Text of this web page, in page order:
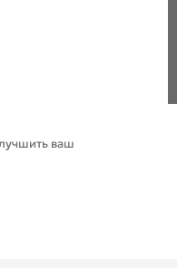
ваш